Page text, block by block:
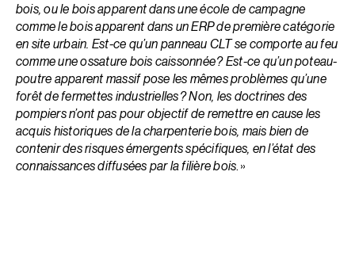
bois, ou le bois apparent dans une école de campagne
comme le bois apparent dans un ERP de première catégorie
en site urbain. Est-ce qu’un panneau CLT se comporte au feu
comme une ossature bois caissonnée ? Est-ce qu’un poteau-
poutre apparent massif pose les mêmes problèmes qu’une
forêt de fermettes industrielles ? Non, les doctrines des
pompiers n’ont pas pour objectif de remettre en cause les
acquis historiques de la charpenterie bois, mais bien de
contenir des risques émergents spécifiques, en l’état des
connaissances diffusées par la filière bois. »